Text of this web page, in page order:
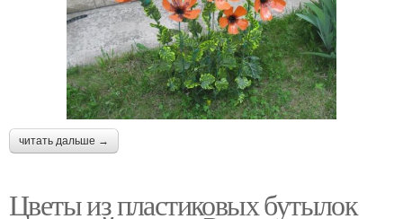
читать дальше →
Цветы из пластиковых бутылок